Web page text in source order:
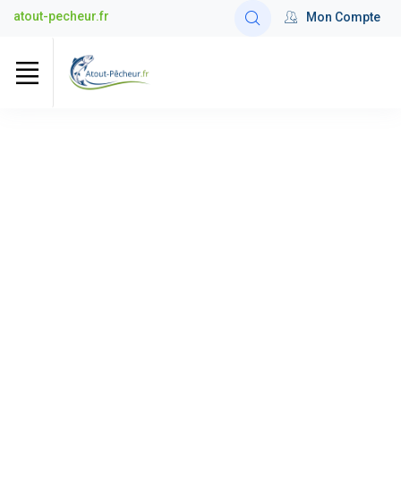
atout-pecheur.fr Mon Compte